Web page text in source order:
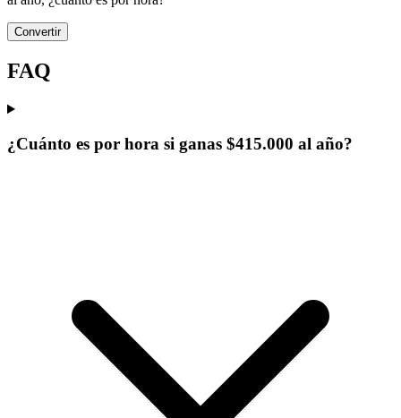
Convertir
FAQ
¿Cuánto es por hora si ganas $415.000 al año?